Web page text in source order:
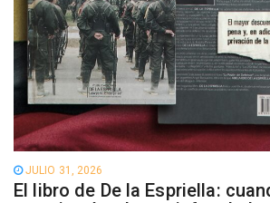
JULIO 31, 2026
El libro de De la Espriella: